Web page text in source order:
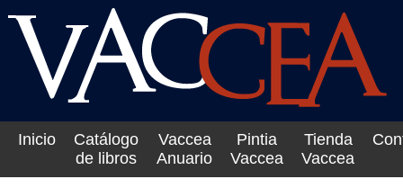
Inicio
Catálogo
de libros
Vaccea
Anuario
Pintia
Vaccea
Tienda
Vaccea